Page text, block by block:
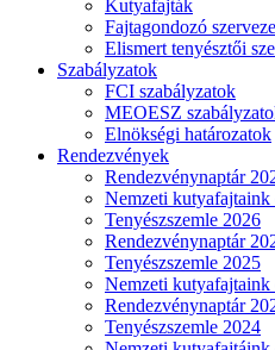
Kutyafajták
Fajtagondozó
Elismert tenyésztői
Szabályzatok
FCI szabályzatok
MEOESZ
Elnökségi határozatok
Rendezvények
Rendezvénynaptár
Nemzeti kutyafajtaink
Tenyészszemle 2026
Rendezvénynaptár
Tenyészszemle 2025
Nemzeti kutyafajtaink
Rendezvénynaptár
Tenyészszemle 2024